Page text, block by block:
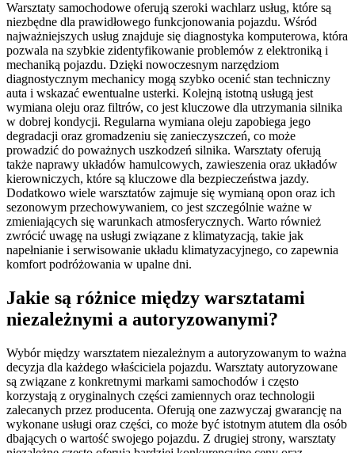
Warsztaty samochodowe oferują szeroki wachlarz usług, które są
niezbędne dla prawidłowego funkcjonowania pojazdu. Wśród
najważniejszych usług znajduje się diagnostyka komputerowa, która
pozwala na szybkie zidentyfikowanie problemów z elektroniką i
mechaniką pojazdu. Dzięki nowoczesnym narzędziom
diagnostycznym mechanicy mogą szybko ocenić stan techniczny
auta i wskazać ewentualne usterki. Kolejną istotną usługą jest
wymiana oleju oraz filtrów, co jest kluczowe dla utrzymania silnika
w dobrej kondycji. Regularna wymiana oleju zapobiega jego
degradacji oraz gromadzeniu się zanieczyszczeń, co może
prowadzić do poważnych uszkodzeń silnika. Warsztaty oferują
także naprawy układów hamulcowych, zawieszenia oraz układów
kierowniczych, które są kluczowe dla bezpieczeństwa jazdy.
Dodatkowo wiele warsztatów zajmuje się wymianą opon oraz ich
sezonowym przechowywaniem, co jest szczególnie ważne w
zmieniających się warunkach atmosferycznych. Warto również
zwrócić uwagę na usługi związane z klimatyzacją, takie jak
napełnianie i serwisowanie układu klimatyzacyjnego, co zapewnia
komfort podróżowania w upalne dni.
Jakie są różnice między warsztatami
niezależnymi a autoryzowanymi?
Wybór między warsztatem niezależnym a autoryzowanym to ważna
decyzja dla każdego właściciela pojazdu. Warsztaty autoryzowane
są związane z konkretnymi markami samochodów i często
korzystają z oryginalnych części zamiennych oraz technologii
zalecanych przez producenta. Oferują one zazwyczaj gwarancję na
wykonane usługi oraz części, co może być istotnym atutem dla osób
dbających o wartość swojego pojazdu. Z drugiej strony, warsztaty